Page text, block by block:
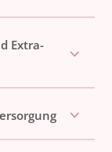
Extra-